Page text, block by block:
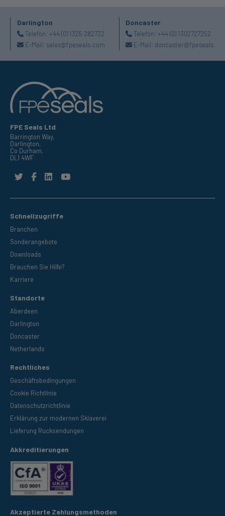
Darlington
Telefon: +44 (0) 1325 282732
E-Mail: sales@fpeseals.com
Doncaster
Telefon: +44 (0) 1302727252
E-Mail:
FPE Seals Ltd
Barrington Way,
Darlington,
Co Durham,
DL1 4WF
Schnellzugriffe
Branchen
Sonderangebote
Downloads
Brauchen Sie Hilfe?
Karriere
Standorte
Aberdeen
Darlington
Doncaster
Netherlands
Rechtliches
Geschäftsbedingungen
Cookie Richtlinie
Datenschutzrichtlinie
Erklärung zur modernen Sklaverei
Lieferung Rucksendungen
Akkreditierungen
Akzeptierte Zahlungsmethoden